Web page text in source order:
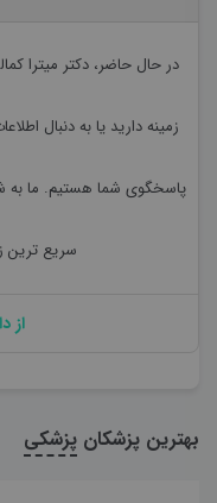
در حال حاضر،دکتر میترا
زمینه دارید یا به دنبال
پاسخگوی شما هستیم. ما به
سریع ترین
از
بهترین پزشکان پزشکی